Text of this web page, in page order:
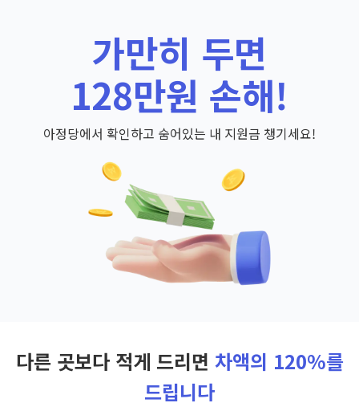
가만히 두면
128만원 손해!
아정당에서 확인하고 숨어있는 내 지원금 챙기세요!
다른 곳보다 적게 드리면 차액의 120%를
드립니다